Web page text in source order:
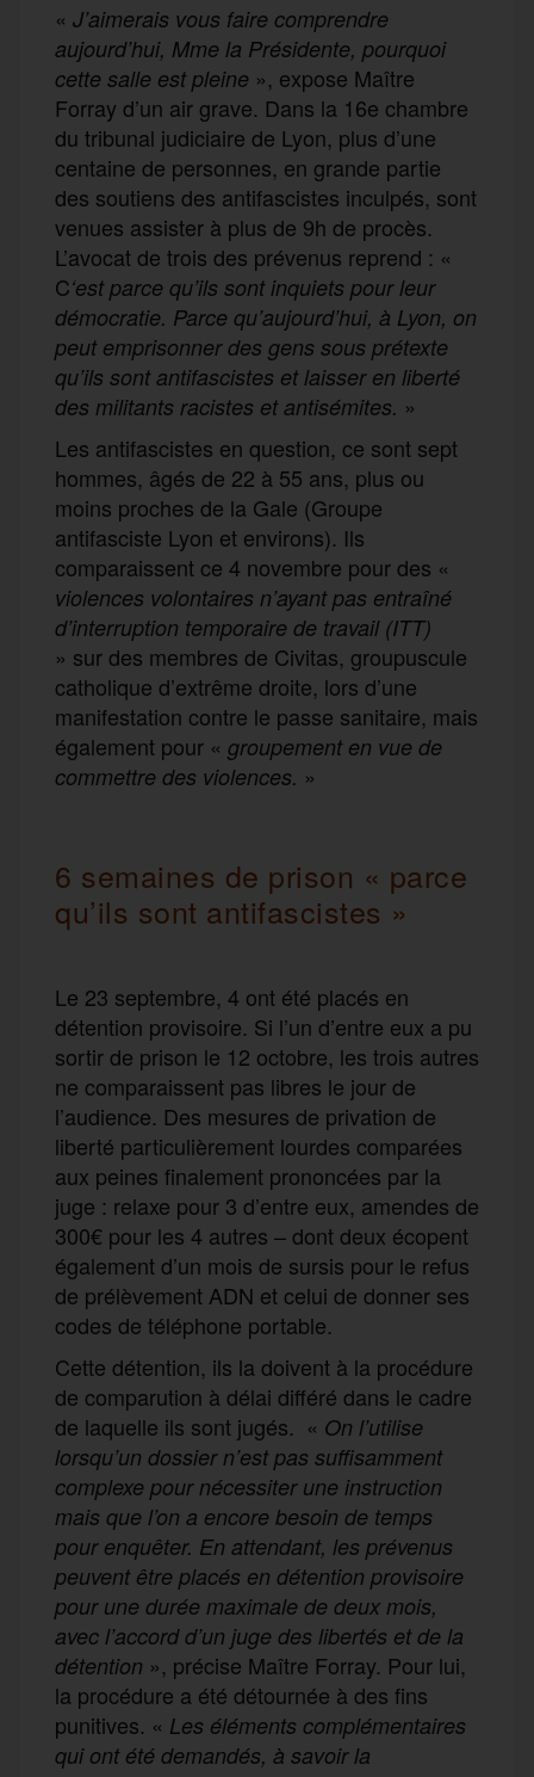
« J’aimerais vous faire comprendre
aujourd’hui, Mme la Présidente, pourquoi
cette salle est pleine », expose Maître
Forray d’un air grave. Dans la 16e chambre
du tribunal judiciaire de Lyon, plus d’une
centaine de personnes, en grande partie
des soutiens des antifascistes inculpés, sont
venues assister à plus de 9h de procès.
L’avocat de trois des prévenus reprend : «
C‘est parce qu’ils sont inquiets pour leur
démocratie. Parce qu’aujourd’hui, à Lyon, on
peut emprisonner des gens sous prétexte
qu’ils sont antifascistes et laisser en liberté
des militants racistes et antisémites. »
Les antifascistes en question, ce sont sept
hommes, âgés de 22 à 55 ans, plus ou
moins proches de la Gale (Groupe
antifasciste Lyon et environs). Ils
comparaissent ce 4 novembre pour des «
violences volontaires n’ayant pas entraîné
d’interruption temporaire de travail (ITT)
» sur des membres de Civitas, groupuscule
catholique d’extrême droite, lors d’une
manifestation contre le passe sanitaire, mais
également pour « groupement en vue de
commettre des violences. »
6 semaines de prison « parce
qu’ils sont antifascistes »
Le 23 septembre, 4 ont été placés en
détention provisoire. Si l’un d’entre eux a pu
sortir de prison le 12 octobre, les trois autres
ne comparaissent pas libres le jour de
l’audience. Des mesures de privation de
liberté particulièrement lourdes comparées
aux peines finalement prononcées par la
juge : relaxe pour 3 d’entre eux, amendes de
300€ pour les 4 autres – dont deux écopent
également d’un mois de sursis pour le refus
de prélèvement ADN et celui de donner ses
codes de téléphone portable.
Cette détention, ils la doivent à la procédure
de comparution à délai différé dans le cadre
de laquelle ils sont jugés. « On l’utilise
lorsqu’un dossier n’est pas suffisamment
complexe pour nécessiter une instruction
mais que l’on a encore besoin de temps
pour enquêter. En attendant, les prévenus
peuvent être placés en détention provisoire
pour une durée maximale de deux mois,
avec l’accord d’un juge des libertés et de la
détention », précise Maître Forray. Pour lui,
la procédure a été détournée à des fins
punitives. « Les éléments complémentaires
qui ont été demandés, à savoir la